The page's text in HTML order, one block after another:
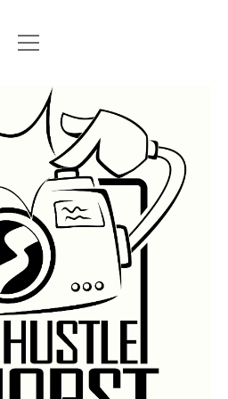
STARTSEITE
GRAFFITI
Menü
öffnen
BOMBINGS
SUBWAY
S-BAHN
TRAINS
WALLS
FRAGT…
ROSTOCK
REGIO
GÜTER
GRAFFITI Menü
öffnen
TRAINS
Menü
öffnen